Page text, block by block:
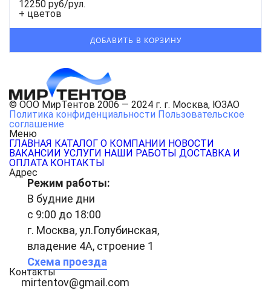
12250 руб/рул.
+ цветов
© ООО МирТентов 2006 — 2024 г. г. Москва, ЮЗАО
Политика конфиденциальности Пользовательское
соглашение
Меню
ГЛАВНАЯ КАТАЛОГ О КОМПАНИИ НОВОСТИ
ВАКАНСИИ УСЛУГИ НАШИ РАБОТЫ ДОСТАВКА И
ОПЛАТА КОНТАКТЫ
Адрес
Режим работы:
В будние дни
с 9:00 до 18:00
г. Москва, ул.Голубинская,
владение 4А, строение 1
Схема проезда
Контакты
mirtentov@gmail.com